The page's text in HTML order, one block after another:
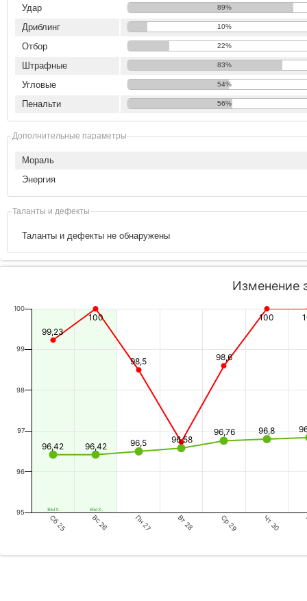
Удар 89%
Дриблинг 10%
Отбор 22%
Штрафные 83%
Угловые 54%
Пенальти 56%
Дополнительные параметры
Мораль
Энергия
Таланты и дефекты
Таланты и дефекты не обнаружены
вых. вых.
Изменение
96,42 96,42 96,5 96,58
96,76 96,8
99,23
100
98,5 98,6
100
Сб 25 Вс 26 Пн 27 Вт 28 Ср 29 Чт 30
95
96
97
98
99
100